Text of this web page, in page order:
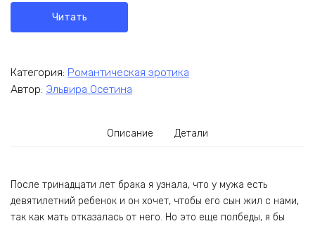
Читать
Категория: Романтическая эротика
Автор: Эльвира Осетина
Описание Детали
После тринадцати лет брака я узнала, что у мужа есть
девятилетний ребенок и он хочет, чтобы его сын жил с нами,
так как мать отказалась от него. Но это еще полбеды, я бы